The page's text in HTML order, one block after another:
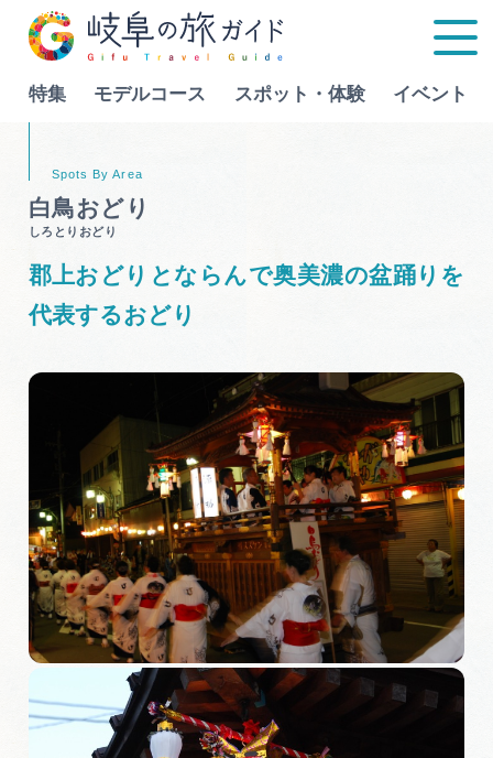
特集 モデルコース スポット・体験 イベント
モデルコース
スポット・体験
イベント
グルメ
旅の予約
アクセス
インフォメーション
ぎふ旅レポーター記事
Language
行きたいリストを見る
白鳥おどり
しろとりおどり
郡上おどりとならんで奥美濃の盆踊りを
代表するおどり